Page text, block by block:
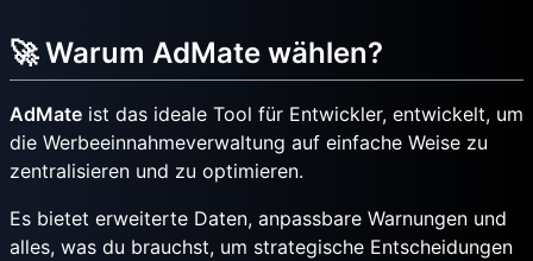
🚀 Warum AdMate wählen?
AdMate ist das ideale Tool für Entwickler, entwickelt, um
die Werbeeinnahmeverwaltung auf einfache Weise zu
zentralisieren und zu optimieren.
Es bietet erweiterte Daten, anpassbare Warnungen und
alles, was du brauchst, um strategische Entscheidungen